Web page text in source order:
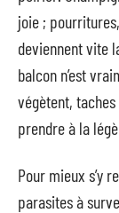
joie ;
deviennent vite
balcon n’est
végètent,
prendre à la
Pour mieux s’y
parasites à